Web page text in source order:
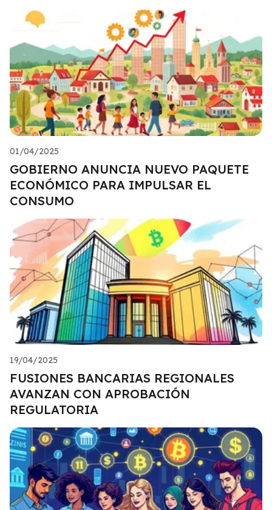
01/04/2025
GOBIERNO ANUNCIA NUEVO PAQUETE
ECONÓMICO PARA IMPULSAR EL
CONSUMO
19/04/2025
FUSIONES BANCARIAS REGIONALES
AVANZAN CON APROBACIÓN
REGULATORIA